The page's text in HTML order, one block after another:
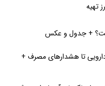
تهیه
+ جدول و عکس
تا هشدارهای مصرف +